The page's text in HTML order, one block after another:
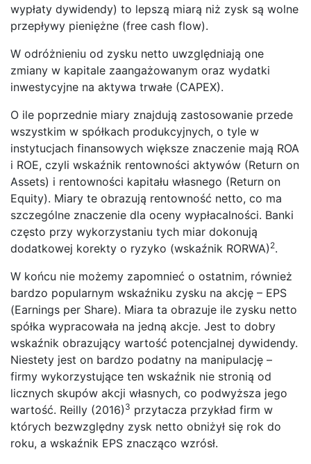
wypłaty dywidendy) to lepszą miarą niż zysk są wolne
przepływy pieniężne (free cash flow).
W odróżnieniu od zysku netto uwzględniają one
zmiany w kapitale zaangażowanym oraz wydatki
inwestycyjne na aktywa trwałe (CAPEX).
O ile poprzednie miary znajdują zastosowanie przede
wszystkim w spółkach produkcyjnych, o tyle w
instytucjach finansowych większe znaczenie mają ROA
i ROE, czyli wskaźnik rentowności aktywów (Return on
Assets) i rentowności kapitału własnego (Return on
Equity). Miary te obrazują rentowność netto, co ma
szczególne znaczenie dla oceny wypłacalności. Banki
często przy wykorzystaniu tych miar dokonują
dodatkowej korekty o ryzyko (wskaźnik RORWA) 2.
W końcu nie możemy zapomnieć o ostatnim, również
bardzo popularnym wskaźniku zysku na akcję – EPS
(Earnings per Share). Miara ta obrazuje ile zysku netto
spółka wypracowała na jedną akcje. Jest to dobry
wskaźnik obrazujący wartość potencjalnej dywidendy.
Niestety jest on bardzo podatny na manipulację –
firmy wykorzystujące ten wskaźnik nie stronią od
licznych skupów akcji własnych, co podwyższa jego
wartość. Reilly (2016) 3 przytacza przykład firm w
których bezwzględny zysk netto obniżył się rok do
roku, a wskaźnik EPS znacząco wzrósł.